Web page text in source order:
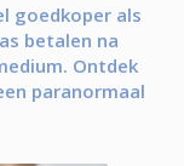
goedkoper als
betalen na
Ontdek
paranormaal